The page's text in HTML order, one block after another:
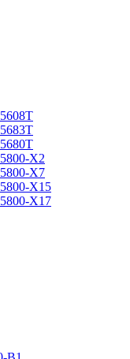
X2
X7
X15
X17